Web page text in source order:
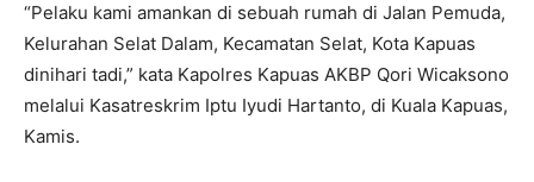
“Pelaku kami amankan di sebuah rumah di Jalan Pemuda,
Kelurahan Selat Dalam, Kecamatan Selat, Kota Kapuas
dinihari tadi,” kata Kapolres Kapuas AKBP Qori Wicaksono
melalui Kasatreskrim Iptu Iyudi Hartanto, di Kuala Kapuas,
Kamis.